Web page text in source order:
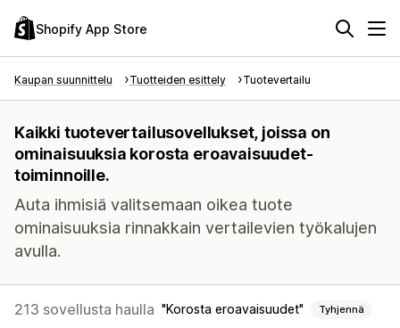
Shopify App Store
Kaupan suunnittelu Tuotteiden esittely Tuotevertailu
Kaikki tuotevertailusovellukset, joissa on
ominaisuuksia korosta eroavaisuudet-
toiminnoille.
Auta ihmisiä valitsemaan oikea tuote
ominaisuuksia rinnakkain vertailevien työkalujen
avulla.
213 sovellusta haulla Korosta eroavaisuudet Tyhjennä